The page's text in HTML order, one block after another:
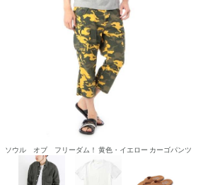
ソウル オブ フリーダム！ 黄色・イエロー カーゴパンツ